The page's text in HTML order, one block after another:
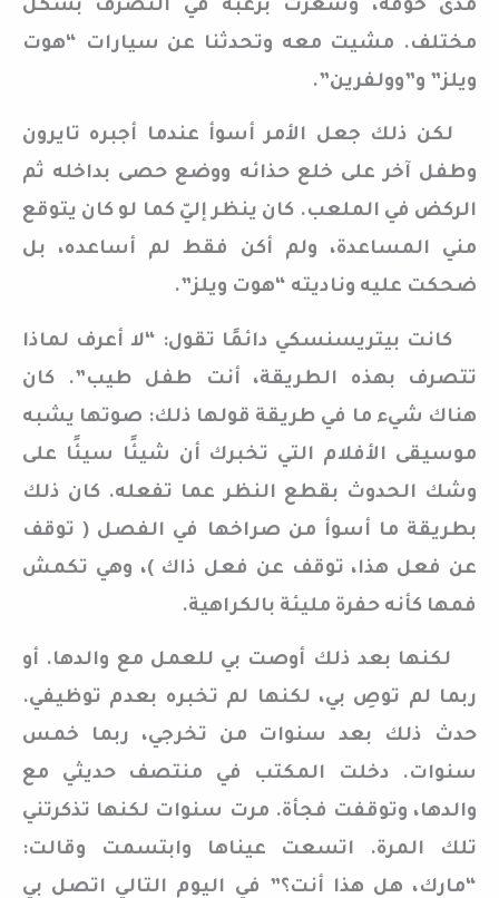
مدى خوفه، وشعرت برغبة في التصرف بشكل
مختلف. مشيت معه وتحدثنا عن سيارات “هوت
ويلز” و”وولفرين”.
لكن ذلك جعل الأمر أسوأ عندما أجبره تايرون
وطفل آخر على خلع حذائه ووضع حصى بداخله ثم
الركض في الملعب. كان ينظر إليّ كما لو كان يتوقع
مني المساعدة، ولم أكن فقط لم أساعده، بل
ضحكت عليه وناديته “هوت ويلز”.
كانت بيتريسنسكي دائمًا تقول: “لا أعرف لماذا
تتصرف بهذه الطريقة، أنت طفل طيب”. كان
هناك شيء ما في طريقة قولها ذلك: صوتها يشبه
موسيقى الأفلام التي تخبرك أن شيئًا سيئًا على
وشك الحدوث بقطع النظر عما تفعله. كان ذلك
بطريقة ما أسوأ من صراخها في الفصل ( توقف
عن فعل هذا، توقف عن فعل ذاك )، وهي تكمش
فمها كأنه حفرة مليئة بالكراهية.
لكنها بعد ذلك أوصت بي للعمل مع والدها. أو
ربما لم توصِ بي، لكنها لم تخبره بعدم توظيفي.
حدث ذلك بعد سنوات من تخرجي، ربما خمس
سنوات. دخلت المكتب في منتصف حديثي مع
والدها، وتوقفت فجأة. مرت سنوات لكنها تذكرتني
تلك المرة. اتسعت عيناها وابتسمت وقالت:
“مارك، هل هذا أنت؟” في اليوم التالي اتصل بي